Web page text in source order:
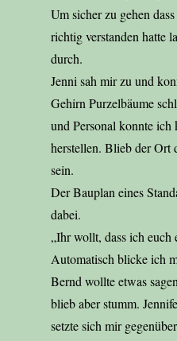
Um sicher zu gehen
richtig verstanden hatte
durch.
Jenni sah mir zu und
Gehirn Purzelbäume
und Personal konnte
herstellen. Blieb der Ort
sein.
Der Bauplan eines
dabei.
„Ihr wollt, dass ich euch
Automatisch blicke ich
Bernd wollte etwas
blieb aber stumm.
setzte sich mir